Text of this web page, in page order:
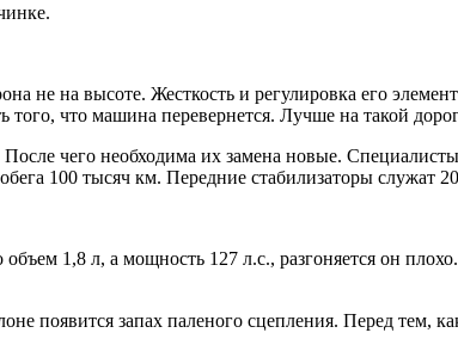
не на высоте. Жесткость и регулировка его
что машина перевернется. Лучше на такой
чего необходима их замена новые.
100 тысяч км. Передние стабилизаторы служат
объем 1,8 л, а мощность 127 л.с., разгоняется он
появится запах паленого сцепления. Перед тем,